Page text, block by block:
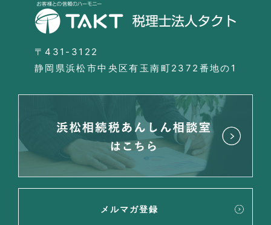
〒431-3122
静岡県浜松市中央区有玉南町2372番地の1
メルマガ登録